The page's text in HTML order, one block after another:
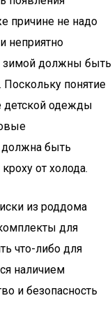
причине не надо
неприятно
зимой должны быть
понятие
детской одежды
должна быть
от холода.
из роддома
для
что-либо для
наличием
и безопасность